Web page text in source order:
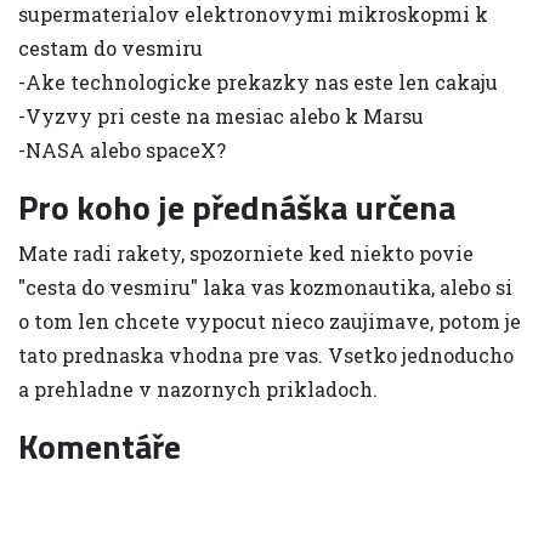
supermaterialov elektronovymi mikroskopmi k
cestam do vesmiru
-Ake technologicke prekazky nas este len cakaju
-Vyzvy pri ceste na mesiac alebo k Marsu
-NASA alebo spaceX?
Pro koho je přednáška určena
Mate radi rakety, spozorniete ked niekto povie
"cesta do vesmiru" laka vas kozmonautika, alebo si
o tom len chcete vypocut nieco zaujimave, potom je
tato prednaska vhodna pre vas. Vsetko jednoducho
a prehladne v nazornych prikladoch.
Komentáře